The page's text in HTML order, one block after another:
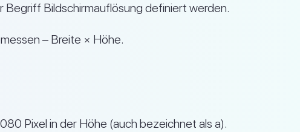
Bildschirmauflösung definiert werden.
– Breite × Höhe.
Pixel in der Höhe (auch bezeichnet als a).